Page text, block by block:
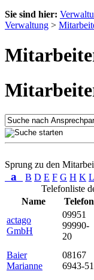
Sie sind hier:
Verwaltung >
Sprung zu den
a B D E F G H K L
Telefonliste
Name
Telefon
actago
GmbH
09951
99990-
20
Baier
Marianne
08167
6943-51